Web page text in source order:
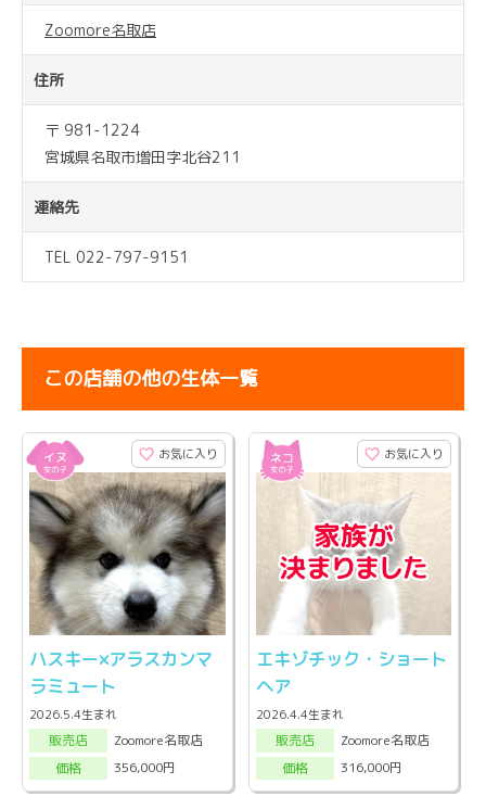
Zoomore名取店
住所
〒 981-1224
宮城県名取市増田字北谷211
連絡先
TEL 022-797-9151
この店舗の他の生体一覧
お気に入り
ハスキー×アラスカンマ
ラミュート
2026.5.4生まれ
販売店
Zoomore名取店
価格
356,000円
お気に入り
エキゾチック・ショート
ヘア
2026.4.4生まれ
販売店
Zoomore名取店
価格
316,000円